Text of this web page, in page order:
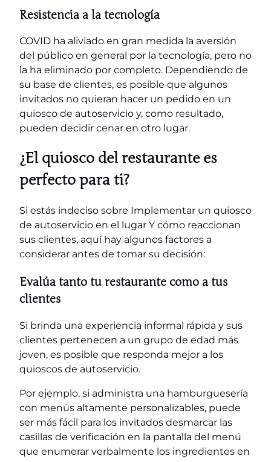
Resistencia a la tecnología
COVID ha aliviado en gran medida la aversión
del público en general por la tecnología, pero no
la ha eliminado por completo. Dependiendo de
su base de clientes, es posible que algunos
invitados no quieran hacer un pedido en un
quiosco de autoservicio y, como resultado,
pueden decidir cenar en otro lugar.
¿El quiosco del restaurante es
perfecto para ti?
Si estás indeciso sobre Implementar un quiosco
de autoservicio en el lugar Y cómo reaccionan
sus clientes, aquí hay algunos factores a
considerar antes de tomar su decisión:
Evalúa tanto tu restaurante como a tus
clientes
Si brinda una experiencia informal rápida y sus
clientes pertenecen a un grupo de edad más
joven, es posible que responda mejor a los
quioscos de autoservicio.
Por ejemplo, si administra una hamburguesería
con menús altamente personalizables, puede
ser más fácil para los invitados desmarcar las
casillas de verificación en la pantalla del menú
que enumerar verbalmente los ingredientes en